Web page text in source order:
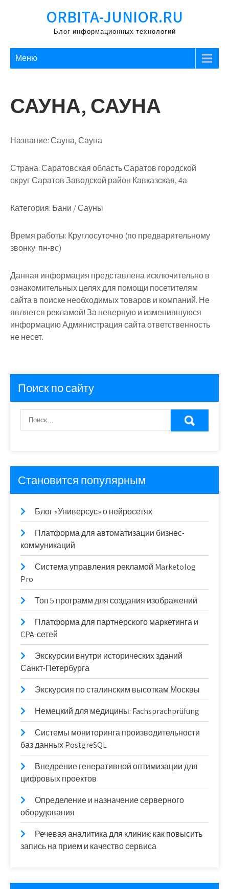
ORBITA-JUNIOR.RU
Блог информационных технологий
Меню
САУНА, САУНА
Название:Сауна, Сауна
Страна:Саратовская область Саратов городской
округ Саратов Заводской район Кавказская, 4а
Категория: Бани / Сауны
Время работы: Круглосуточно (по предварительному
звонку: пн-вс)
Данная информация представлена исключительно в
ознакомительных целях для помощи посетителям
сайта в поиске необходимых товаров и компаний. Не
является рекламой! За неверную и изменившуюся
информацию Администрация сайта ответственность
не несет.
Поиск по сайту
Становится популярным
Блог «Универсус» о нейросетях
Платформа для автоматизации бизнес-
коммуникаций
Система управления рекламой Marketolog
Pro
Топ 5 программ для создания изображений
Платформа для партнерского маркетинга и
CPA-сетей
Экскурсии внутри исторических зданий
Санкт-Петербурга
Экскурсия по сталинским высоткам Москвы
Немецкий для медицины: Fachsprachprüfung
Системы мониторинга производительности
баз данных PostgreSQL
Внедрение генеративной оптимизации для
цифровых проектов
Определение и назначение серверного
оборудования
Речевая аналитика для клиник: как повысить
запись на прием и качество сервиса